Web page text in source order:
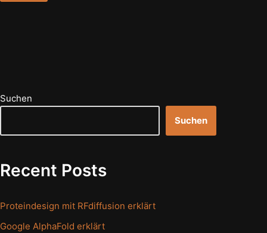
Suchen
Suchen
Recent Posts
Proteindesign mit RFdiffusion erklärt
Google AlphaFold erklärt